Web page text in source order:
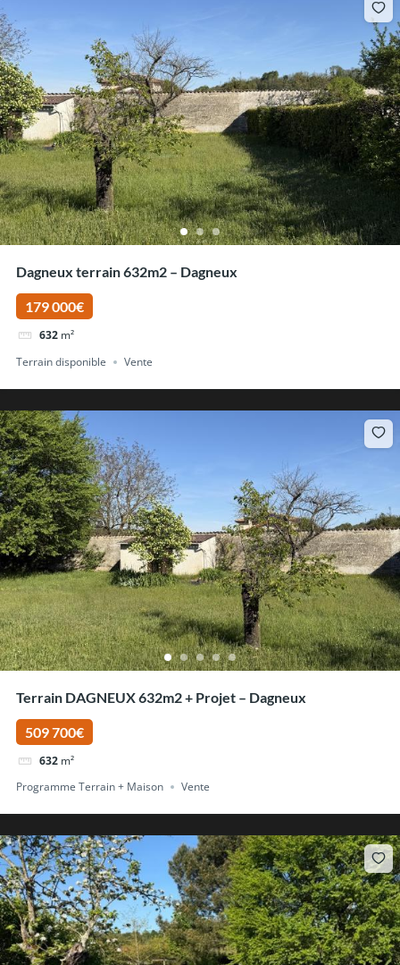
Dagneux terrain 632m2 – Dagneux
179 000€
632 m²
Terrain disponible
Vente
Terrain DAGNEUX 632m2 + Projet – Dagneux
509 700€
632 m²
Programme Terrain + Maison
Vente